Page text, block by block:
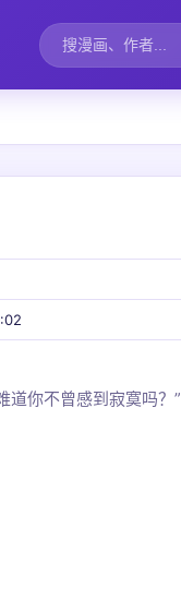
道你不曾感到寂寞吗？”